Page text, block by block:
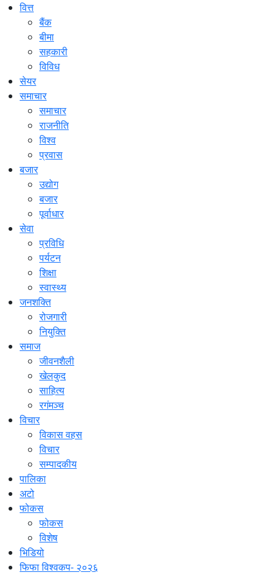
वित्त
बैंक
बीमा
सहकारी
विविध
सेयर
समाचार
समाचार
राजनीति
विश्व
प्रवास
बजार
उद्योग
बजार
पूर्वाधार
सेवा
प्रविधि
पर्यटन
शिक्षा
स्वास्थ्य
जनशक्ति
रोजगारी
नियुक्ति
समाज
जीवनशैली
खेलकुद
साहित्य
रगंमञ्च
विचार
विकास वहस
विचार
सम्पादकीय
पालिका
अटो
फोकस
फोकस
विशेष
भिडियो
फिफा विश्वकप- २०२६